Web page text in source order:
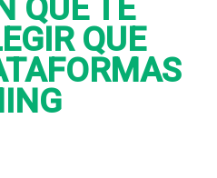
QUE TE
QUE